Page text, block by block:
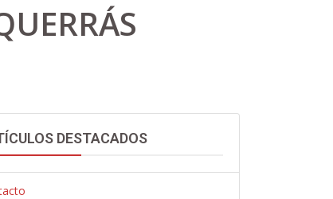
DESTACADOS